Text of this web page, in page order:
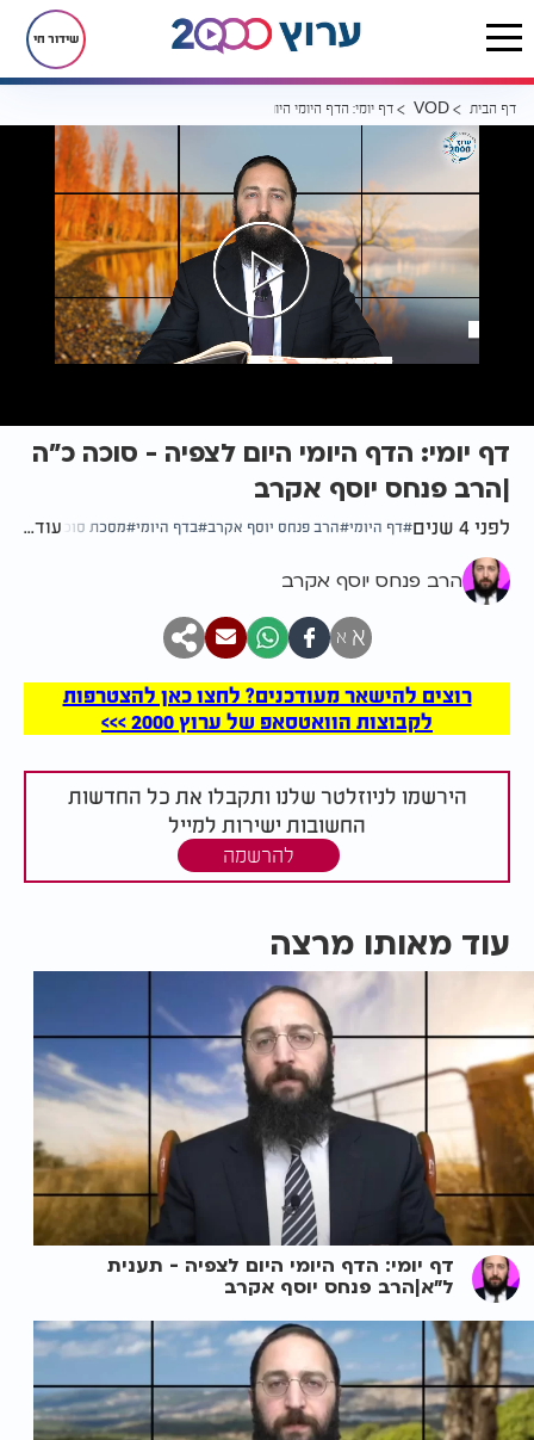
שידור חי
דף הבית VOD דף יומי: הדף היומי היום לצפיה - סוכה כ"ה |הרב פנחס יוסף אקרב
דף יומי: הדף היומי היום לצפיה - סוכה כ"ה
|הרב פנחס יוסף אקרב
לפני 4 שנים דף היומי הרב פנחס יוסף אקרב בדף היומי מסכת סוכה דף כ"ב
עוד...
הרב פנחס יוסף אקרב
א א
רוצים להישאר מעודכנים? לחצו כאן להצטרפות
לקבוצות הוואטסאפ של ערוץ 2000 >>>
הירשמו לניוזלטר שלנו ותקבלו את כל החדשות
החשובות ישירות למייל
להרשמה
עוד מאותו מרצה
דף יומי: הדף היומי היום לצפיה - תענית
ל"א|הרב פנחס יוסף אקרב